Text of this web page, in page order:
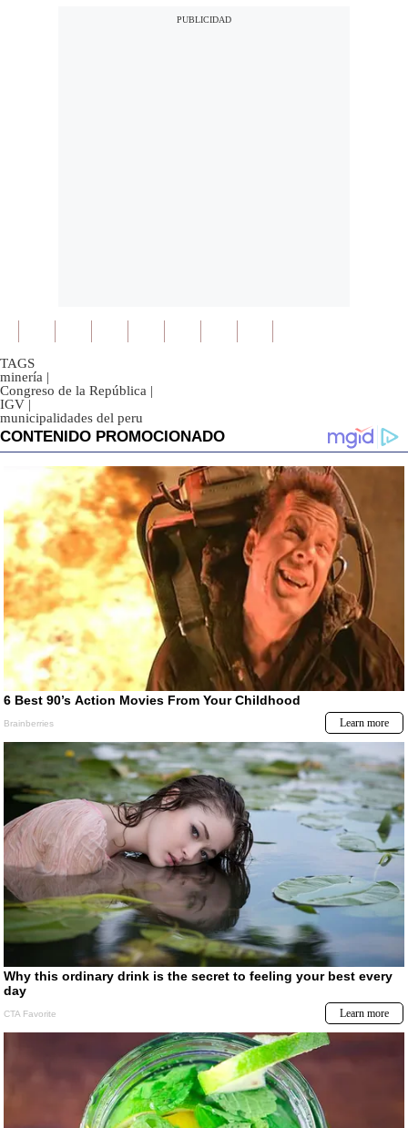
TAGS
minería |
Congreso de la República |
IGV |
municipalidades del peru